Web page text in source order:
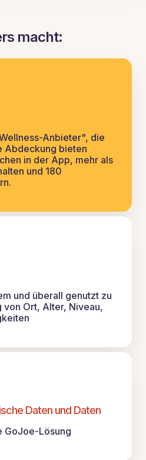
macht:
Anbieter", die
Abdeckung bieten
in der App, mehr als
und 180
und überall genutzt zu
Ort, Alter, Niveau,
Daten und Daten
GoJoe-Lösung